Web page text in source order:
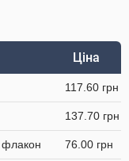
Ціна
117.60 грн
137.70 грн
флакон 76.00 грн